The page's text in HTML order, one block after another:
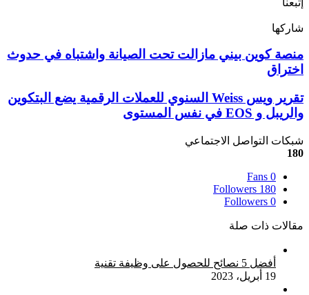
شاركها
منصة
كوين
بيني
مازالت
تحت
الصيانة
في
حدوث
اختراق
منصة كوين بيني مازالت تحت الصيانة واشتباه في حدوث
اختراق
تقرير
ويس
Weiss
السنوي
للعملات
يضع
البتكوين
والريبل
EOS
نفس
المستوى
تقرير ويس Weiss السنوي للعملات الرقمية يضع البتكوين
والريبل و EOS في نفس المستوى
شبكات التواصل الاجتماعي
180
0
Fans
180
Followers
0
Followers
مقالات ذات صلة
أفضل 5 نصائح للحصول على وظيفة تقنية
19 أبريل، 2023